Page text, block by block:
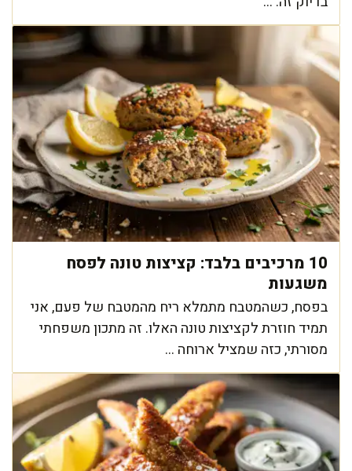
10 מרכיבים בלבד: קציצות טונה לפסח
משגעות
בפסח, כשהמטבח מתמלא ריח מהמטבח של פעם, אני
תמיד חוזרת לקציצות טונה האלו. זה מתכון משפחתי
מסורתי, כזה שמציל ארוחה ...